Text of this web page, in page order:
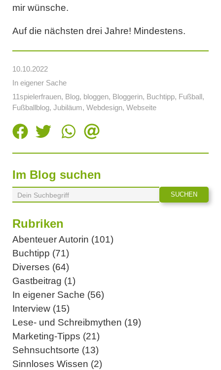
10.10.2022
In eigener Sache
11spielerfrauen, Blog, bloggen, Bloggerin, Buchtipp, Fußball,
Fußballblog, Jubiläum, Webdesign, Webseite
mir wünsche.
Auf die nächsten drei Jahre! Mindestens.
Im Blog suchen
Rubriken
Abenteuer Autorin (101)
Buchtipp (71)
Diverses (64)
Gastbeitrag (1)
In eigener Sache (56)
Interview (15)
Lese- und Schreibmythen (19)
Marketing-Tipps (21)
Sehnsuchtsorte (13)
Sinnloses Wissen (2)